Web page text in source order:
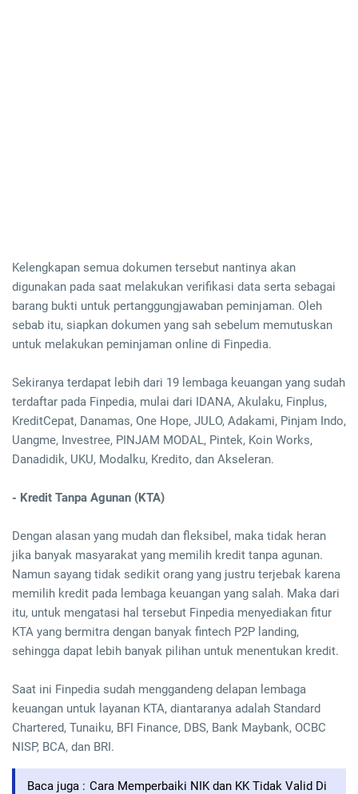
Kelengkapan semua dokumen tersebut nantinya akan
digunakan pada saat melakukan verifikasi data serta sebagai
barang bukti untuk pertanggungjawaban peminjaman. Oleh
sebab itu, siapkan dokumen yang sah sebelum memutuskan
untuk melakukan peminjaman online di Finpedia.
Sekiranya terdapat lebih dari 19 lembaga keuangan yang sudah
terdaftar pada Finpedia, mulai dari IDANA, Akulaku, Finplus,
KreditCepat, Danamas, One Hope, JULO, Adakami, Pinjam Indo,
Uangme, Investree, PINJAM MODAL, Pintek, Koin Works,
Danadidik, UKU, Modalku, Kredito, dan Akseleran.
- Kredit Tanpa Agunan (KTA)
Dengan alasan yang mudah dan fleksibel, maka tidak heran
jika banyak masyarakat yang memilih kredit tanpa agunan.
Namun sayang tidak sedikit orang yang justru terjebak karena
memilih kredit pada lembaga keuangan yang salah. Maka dari
itu, untuk mengatasi hal tersebut Finpedia menyediakan fitur
KTA yang bermitra dengan banyak fintech P2P landing,
sehingga dapat lebih banyak pilihan untuk menentukan kredit.
Saat ini Finpedia sudah menggandeng delapan lembaga
keuangan untuk layanan KTA, diantaranya adalah Standard
Chartered, Tunaiku, BFI Finance, DBS, Bank Maybank, OCBC
NISP, BCA, dan BRI.
Baca juga : Cara Memperbaiki NIK dan KK Tidak Valid Di